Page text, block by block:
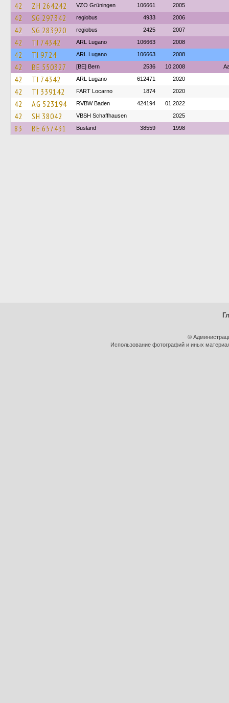
42 ZH 264242 VZO Grüningen 106661 2005
42 SG 297342 regiobus 4933 2006
42 SG 283920 regiobus 2425 2007
42 TI 74342 ARL Lugano 106663 2008
42 TI 9724 ARL Lugano 106663 2008
42 BE 550327 [BE] Bern 2536 10.2008
42 TI 74342 ARL Lugano 612471 2020
42 TI 339142 FART Locarno 1874 2020
42 AG 523194 RVBW Baden 424194 01.2022
42 SH 38042 VBSH Schaffhausen 2025
83 BE 657431 Busland 38559 1998
©
Использование фотографий и иных